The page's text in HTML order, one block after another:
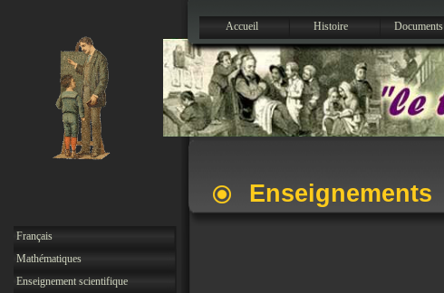
Enseignements
Français
Mathématiques
Enseignement scientifique
Accueil Histoire Documents